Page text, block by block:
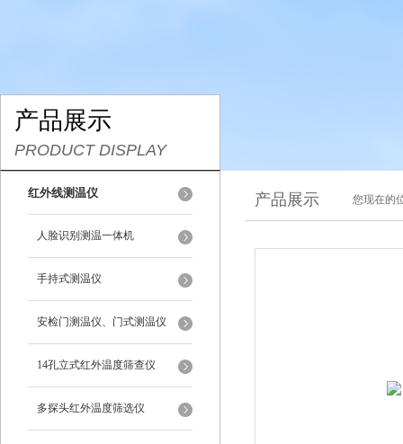
产品展示
PRODUCT DISPLAY
红外线测温仪
人脸识别测温一体机
手持式测温仪
安检门测温仪、门式测温仪
14孔立式红外温度筛查仪
多探头红外温度筛选仪
产品展示 您现在的